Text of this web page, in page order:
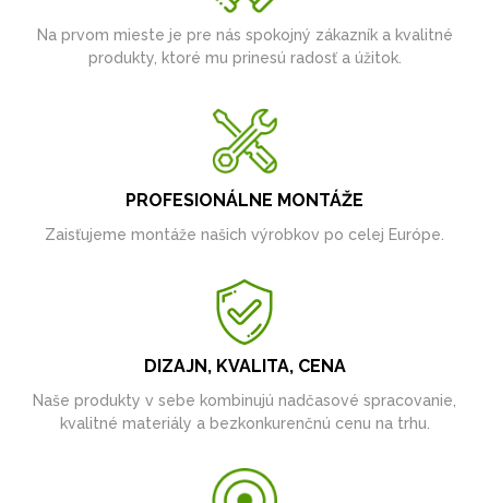
Na prvom mieste je pre nás spokojný zákazník a kvalitné
produkty, ktoré mu prinesú radosť a úžitok.
PROFESIONÁLNE MONTÁŽE
Zaisťujeme montáže našich výrobkov po celej Európe.
DIZAJN, KVALITA, CENA
Naše produkty v sebe kombinujú nadčasové spracovanie,
kvalitné materiály a bezkonkurenčnú cenu na trhu.